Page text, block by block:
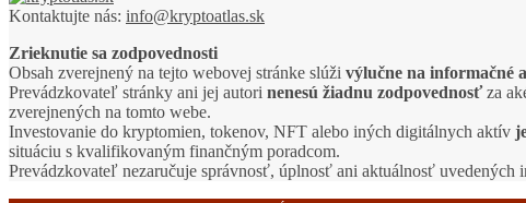
Kontaktujte nás: info@kryptoatlas.sk
Zrieknutie sa zodpovednosti
Obsah zverejnený na tejto webovej stránke slúži výlučne na informačné
Prevádzkovateľ stránky ani jej autori nenesú žiadnu zodpovednosťza
zverejnených na tomto webe.
Investovanie do kryptomien, tokenov, NFT alebo iných digitálnych aktív
situáciu s kvalifikovaným finančným poradcom.
Prevádzkovateľ nezaručuje správnosť, úplnosť ani aktuálnosť